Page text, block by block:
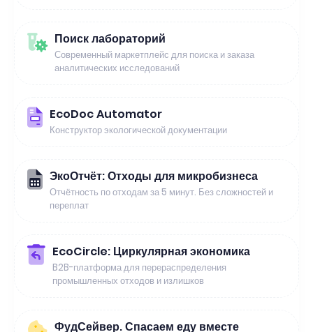
Поиск лабораторий
Современный маркетплейс для поиска и заказа
аналитических исследований
EcoDoc Automator
Конструктор экологической документации
ЭкоОтчёт: Отходы для микробизнеса
Отчётность по отходам за 5 минут. Без сложностей и
переплат
EcoCircle: Циркулярная экономика
B2B-платформа для перераспределения
промышленных отходов и излишков
ФудСейвер. Спасаем еду вместе